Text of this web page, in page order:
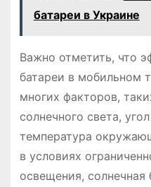
батареи в Украине
Важно отметить, что
батареи в мобильном
многих факторов,
солнечного света,
температура
в условиях
освещения, солнечная